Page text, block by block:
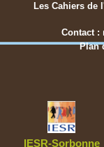
Les Cahiers de
Contact :
Plan
IESR-Sorbonne